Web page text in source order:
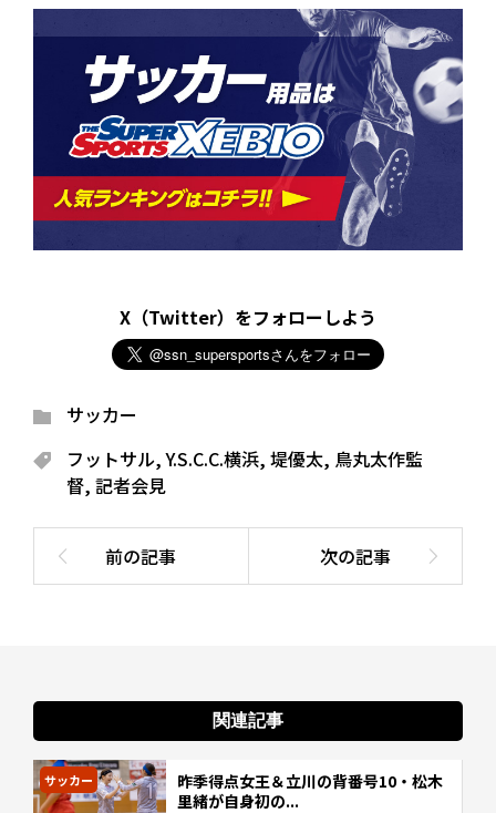
X（Twitter）をフォローしよう
サッカー
フットサル,Y.S.C.C.横浜, 堤優太, 鳥丸太作監
督, 記者会見
関連記事
サッカー
昨季得点女王＆立川の背番号10・松木
里緒が自身初の...